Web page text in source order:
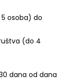
osoba) do
(do 4
dana od dana